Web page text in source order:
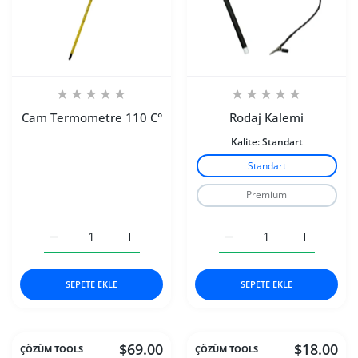
Cam Termometre 110 C°
Cam Termometre 110 C° Default Title için
Cam Termometre 110 C° Default Title için adedi artırın
SEPETE EKLE
Rodaj Kalemi
Kalite:Standart
Standart
Premium
Rodaj
Rodaj Kalemi Standart
SEPETE EKLE
ÇÖZÜM TOOLS $69.00 ÇÖZÜM TOOLS $18.00